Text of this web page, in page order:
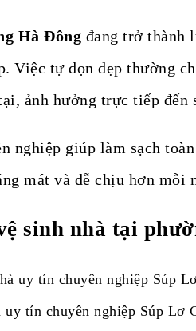
Hà Đông đang trở thành
Việc tự dọn dẹp thường
ảnh hưởng trực tiếp đến
nghiệp giúp làm sạch
mát và dễ chịu hơn mỗi
sinh nhà tại
tín chuyên nghiệp Súp Lơ